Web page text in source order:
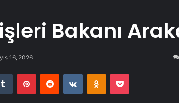
Bakanı
16, 2026
Tumblr PinterestReddit VKontakteOdnoklassniki
Pocket